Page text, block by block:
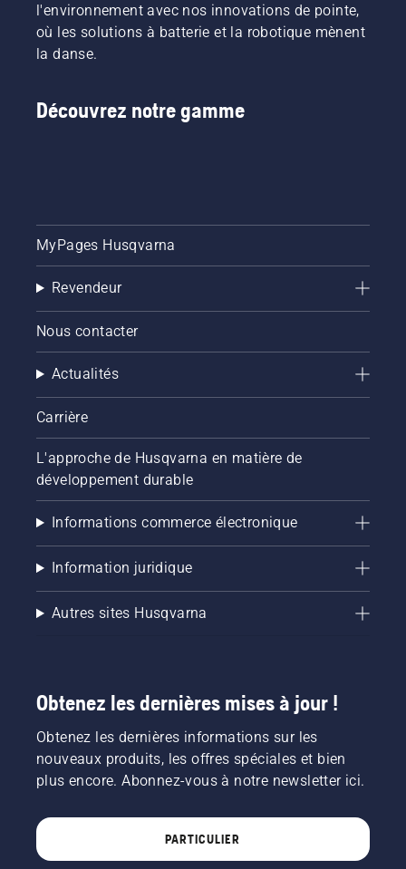
l'environnement avec nos innovations de pointe,
où les solutions à batterie et la robotique mènent
la danse.
Découvrez notre gamme
MyPages Husqvarna
Revendeur
Nous contacter
Actualités
Carrière
L'approche de Husqvarna en matière de
développement durable
Informations commerce électronique
Information juridique
Autres sites Husqvarna
Obtenez les dernières mises à jour !
Obtenez les dernières informations sur les
nouveaux produits, les offres spéciales et bien
plus encore. Abonnez-vous à notre newsletter ici.
PARTICULIER